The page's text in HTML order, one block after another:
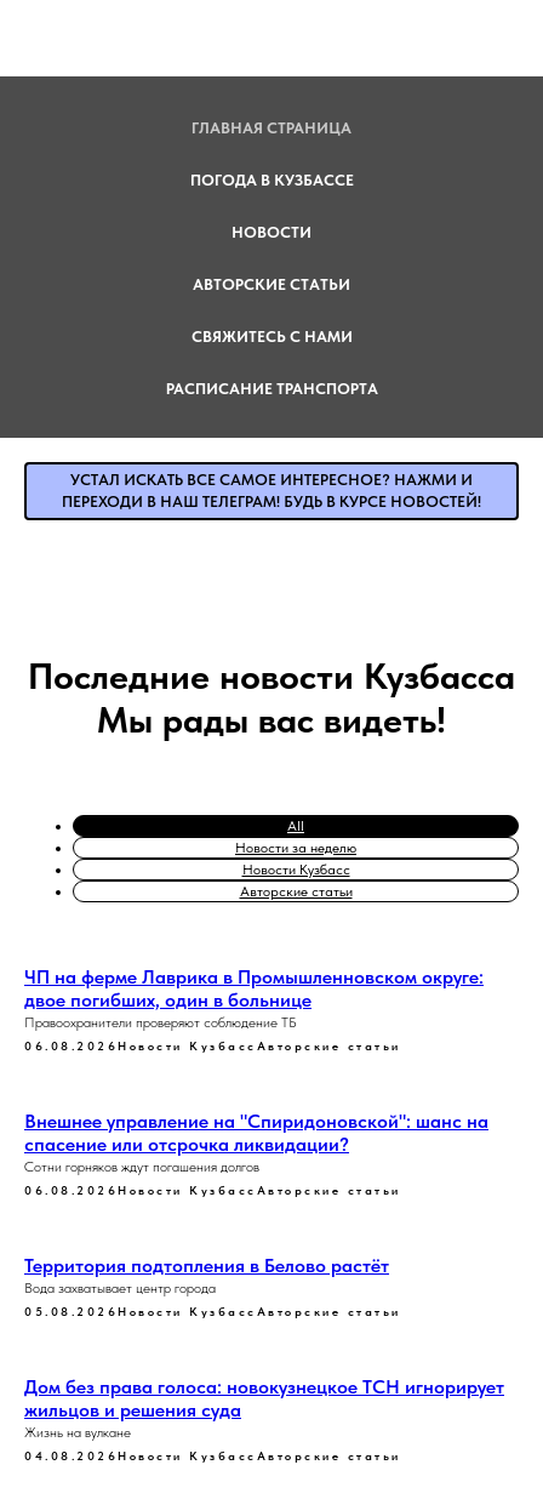
ГЛАВНАЯ СТРАНИЦА
ПОГОДА В КУЗБАССЕ
НОВОСТИ
АВТОРСКИЕ СТАТЬИ
СВЯЖИТЕСЬ С НАМИ
РАСПИСАНИЕ ТРАНСПОРТА
УСТАЛ ИСКАТЬ ВСЕ САМОЕ ИНТЕРЕСНОЕ? НАЖМИ И
ПЕРЕХОДИ В НАШ ТЕЛЕГРАМ! БУДЬ В КУРСЕ НОВОСТЕЙ!
Последние новости Кузбасса
Мы рады вас видеть!
All
Новости за неделю
Новости Кузбасс
Авторские статьи
ЧП на ферме Лаврика в Промышленновском округе:
двое погибших, один в больнице
Правоохранители проверяют соблюдение ТБ
06.08.2026Новости Кузбасс Авторские статьи
Внешнее управление на "Спиридоновской": шанс на
спасение или отсрочка ликвидации?
Сотни горняков ждут погашения долгов
06.08.2026Новости Кузбасс Авторские статьи
Территория подтопления в Белово растёт
Вода захватывает центр города
05.08.2026Новости Кузбасс Авторские статьи
Дом без права голоса: новокузнецкое ТСН игнорирует
жильцов и решения суда
Жизнь на вулкане
04.08.2026Новости Кузбасс Авторские статьи